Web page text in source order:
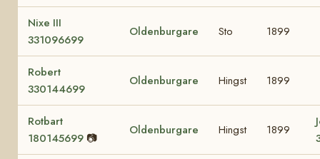
Nixe III
331096699
Oldenburgare Sto 1899
Robert
330144699
Oldenburgare Hingst 1899
Rotbart
180145699 📷
Oldenburgare Hingst 1899